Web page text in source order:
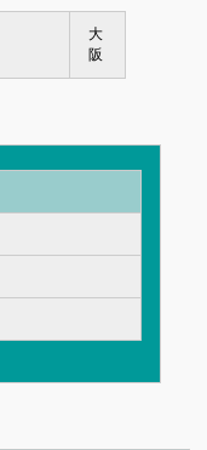
大
阪